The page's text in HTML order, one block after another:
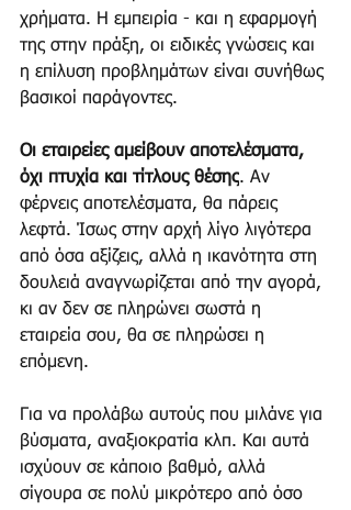
χρήματα. Η εμπειρία - και η εφαρμογή
της στην πράξη, οι ειδικές γνώσεις και
η επίλυση προβλημάτων είναι συνήθως
βασικοί παράγοντες.
Οι εταιρείες αμείβουν αποτελέσματα,
όχι πτυχία και τίτλους θέσης. Αν
φέρνεις αποτελέσματα, θα πάρεις
λεφτά. Ίσως στην αρχή λίγο λιγότερα
από όσα αξίζεις, αλλά η ικανότητα στη
δουλειά αναγνωρίζεται από την αγορά,
κι αν δεν σε πληρώνει σωστά η
εταιρεία σου, θα σε πληρώσει η
επόμενη.
Για να προλάβω αυτούς που μιλάνε για
βύσματα, αναξιοκρατία κλπ. Και αυτά
ισχύουν σε κάποιο βαθμό, αλλά
σίγουρα σε πολύ μικρότερο από όσο